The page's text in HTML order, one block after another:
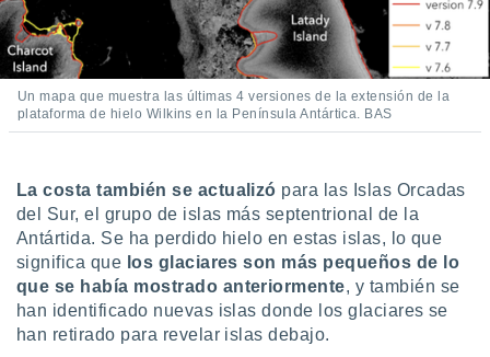
en
un
o acceder
datos
Un mapa que muestra las últimas 4 versiones de la extensión de la
plataforma de hielo Wilkins en la Península Antártica. BAS
La costa también se actualizó para las Islas Orcadas
del Sur, el grupo de islas más septentrional de la
Antártida. Se ha perdido hielo en estas islas, lo que
significa que los glaciares son más pequeños de lo
que se había mostrado anteriormente, y también se
han identificado nuevas islas donde los glaciares se
han retirado para revelar islas debajo.